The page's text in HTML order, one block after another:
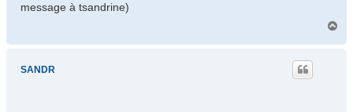
message à tsandrine)
SANDR